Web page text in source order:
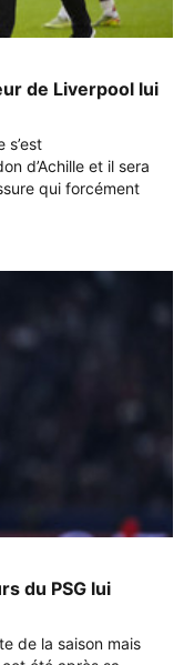
de Liverpool lui
s’est
d’Achille et il sera
qui forcément
du PSG lui
de la saison mais